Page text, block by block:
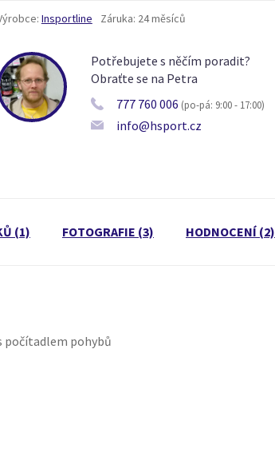
Insportline Záruka: 24 měsíců
Potřebujete s něčím poradit?
Obraťte se na Petra
777 760 006 (po-pá: 9:00 - 17:00)
info@hsport.cz
(1) FOTOGRAFIE (3) HODNOCENÍ (2)
počítadlem pohybů